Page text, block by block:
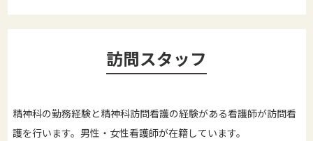
訪問スタッフ
精神科の勤務経験と精神科訪問看護の経験がある看護師が訪問看
護を行います。男性・女性看護師が在籍しています。